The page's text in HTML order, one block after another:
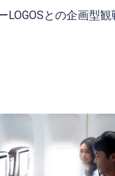
との企画型